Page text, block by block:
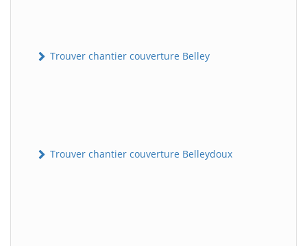
Trouver chantier couverture Belley
Trouver chantier couverture Belleydoux